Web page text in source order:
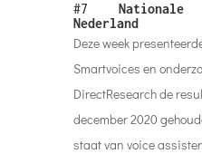
#7
Nederland
Deze week
Smartvoices en
DirectResearch de
december 2020
staat van voice